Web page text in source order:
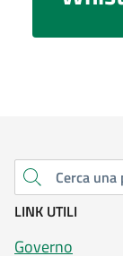
Cerca una parola chiave
LINK UTILI
Governo